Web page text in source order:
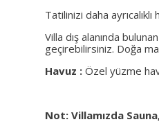
Tatilinizi daha
Villa dış alanında bulunan
geçirebilirsiniz. Doğa
Havuz : Özel yüzme
Not: Villamızda